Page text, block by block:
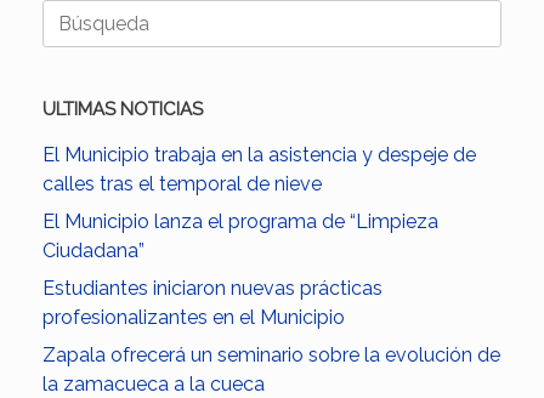
Buscar:
ULTIMAS NOTICIAS
El Municipio trabaja en la asistencia y despeje de
calles tras el temporal de nieve
El Municipio lanza el programa de “Limpieza
Ciudadana”
Estudiantes iniciaron nuevas prácticas
profesionalizantes en el Municipio
Zapala ofrecerá un seminario sobre la evolución de
la zamacueca a la cueca